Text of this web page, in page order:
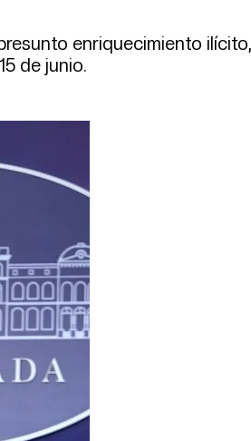
enriquecimiento ilícito,
de junio.